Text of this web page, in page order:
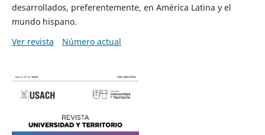
desarrollados, preferentemente, en América Latina y el
mundo hispano.
Ver revista
Número actual